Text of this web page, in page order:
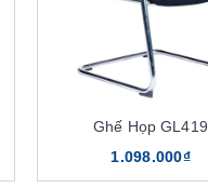
Ghế Họp GL419
1.098.000₫